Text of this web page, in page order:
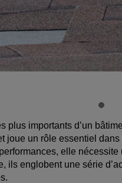
plus importants d’un
joue un rôle essentiel
elle
ils englobent une série